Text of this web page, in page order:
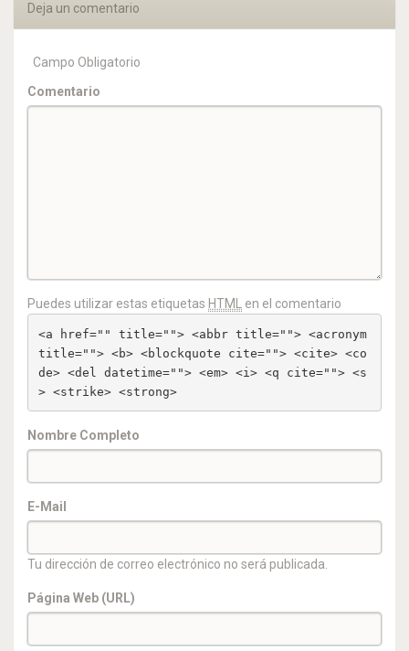
Deja un comentario
Campo Obligatorio
Comentario
Puedes utilizar estas etiquetas HTML en el comentario
<a href="" title=""> <abbr title=""> <acronym
title=""> <b> <blockquote cite=""> <cite> <co
de> <del datetime=""> <em> <i> <q cite=""> <s
> <strike> <strong>
Nombre Completo
E-Mail
Tu dirección de correo electrónico no será publicada.
Página Web (URL)